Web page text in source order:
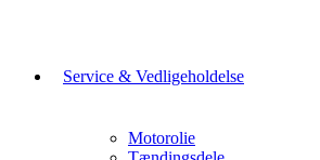
Service & Vedligeholdelse
Motorolie